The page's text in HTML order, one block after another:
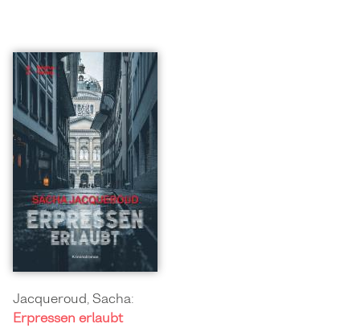
Jacqueroud, Sacha:
Erpressen erlaubt